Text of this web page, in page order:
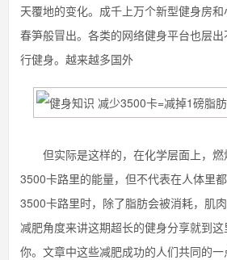
天覆地的变化。成千上万个新型健身房
春笋般冒出。各类的网络健身平台也层
行健身。越来越多国外
但实际是这样的，在化学层面上，燃
3500卡路里的能量，但不代表在人体里
3500卡路里时，除了脂肪会被消耗，肌
减肥角度来讲这期超长的健身分享就到
你。文章中这些减肥成功的人们共同的